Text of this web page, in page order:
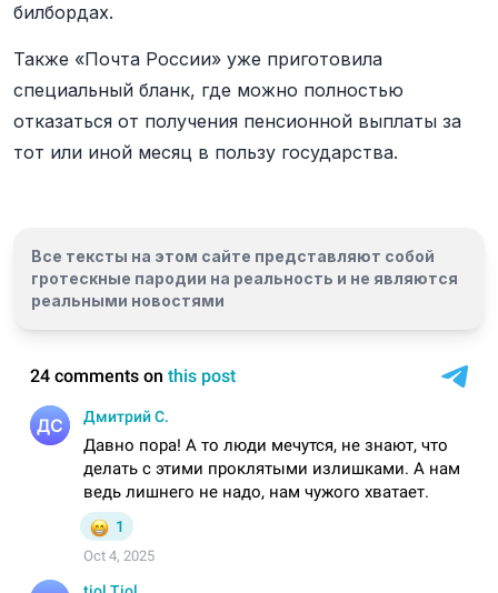
билбордах.
Также «Почта России» уже приготовила
специальный бланк, где можно полностью
отказаться от получения пенсионной выплаты за
тот или иной месяц в пользу государства.
Все тексты на этом сайте представляют собой
гротескные пародии на реальность и не являются
реальными новостями